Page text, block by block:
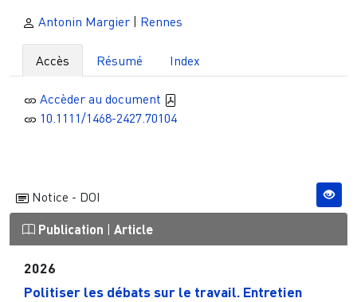
Antonin Margier | Rennes
Accès Résumé Index
Accèder au document
10.1111/1468-2427.70104
Notice - DOI
Publication Article
2026
Politiser les débats sur le travail. Entretien